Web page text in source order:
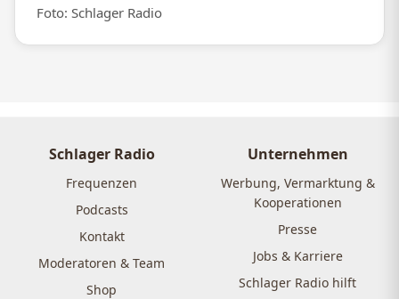
Foto: Schlager Radio
Schlager Radio
Frequenzen
Podcasts
Kontakt
Moderatoren & Team
Shop
Unternehmen
Werbung, Vermarktung &
Kooperationen
Presse
Jobs & Karriere
Schlager Radio hilft